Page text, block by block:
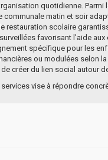
quotidienne.
communale matin et soir
restauration scolaire
favorisant l’aide aux
spécifique pour les
ou modulées selon
créer du lien social autour
services vise à répondre